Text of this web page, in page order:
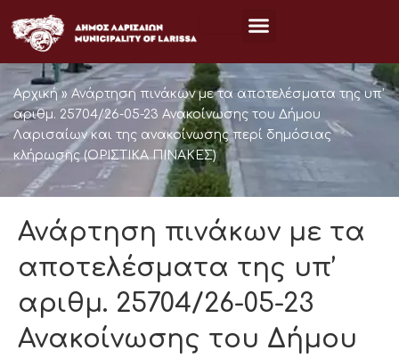
στο
περιεχόμενο
Αρχική » Ανάρτηση πινάκων με τα αποτελέσματα της υπ’
αριθμ. 25704/26-05-23 Ανακοίνωσης του Δήμου
Λαρισαίων και της ανακοίνωσης περί δημόσιας
κλήρωσης (ΟΡΙΣΤΙΚΑ ΠΙΝΑΚΕΣ)
Ανάρτηση πινάκων με τα
αποτελέσματα της υπ’
αριθμ. 25704/26-05-23
Ανακοίνωσης του Δήμου